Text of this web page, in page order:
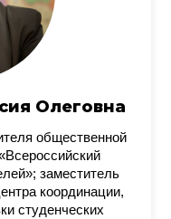
Олеговна
общественной
заместитель
координации,
студенческих